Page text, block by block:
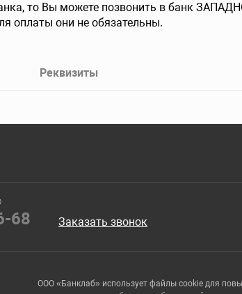
то Вы можете позвонить в банк
оплаты они не обязательны.
Реквизиты
68 Заказать звонок
ООО «Банклаб» использует файлы cookie для